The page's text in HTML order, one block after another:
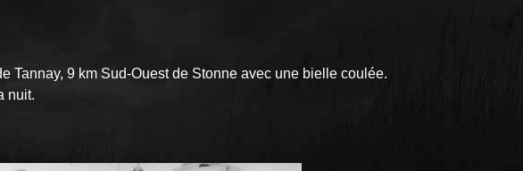
Tannay, 9 km Sud-Ouest de Stonne avec une bielle coulée.
nuit.